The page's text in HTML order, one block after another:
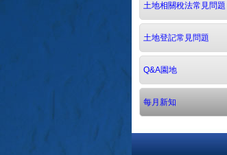
土地相關稅法常見問題
土地登記常見問題
Q&A園地
每月新知